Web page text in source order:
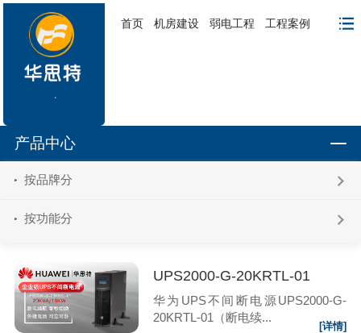
首页 机房建设 弱电工程 工程案例
产品中心
按品牌分
按功能分
UPS2000-G-20KRTL-01
华为UPS不间断电源UPS2000-G-
20KRTL-01（断电续...
[详情]